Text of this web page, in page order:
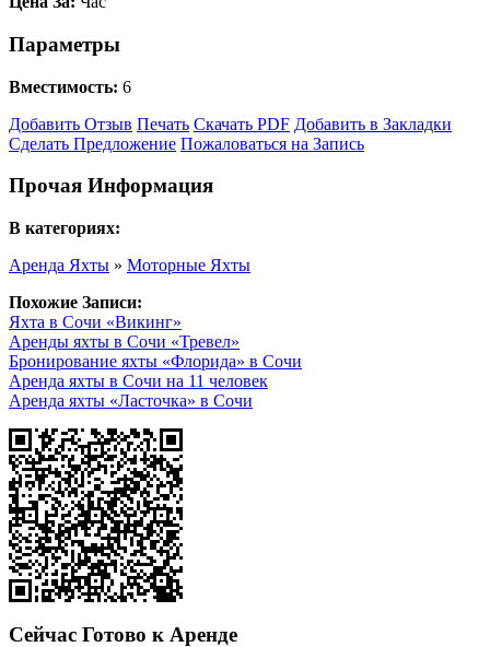
Параметры
Вместимость: 6
Добавить Отзыв Печать Скачать PDF Добавить в Закладки
Сделать Предложение Пожаловаться на Запись
Прочая Информация
В категориях:
Аренда Яхты » Моторные Яхты
Похожие Записи:
Яхта в Сочи «Викинг»
Аренды яхты в Сочи «Тревел»
Бронирование яхты «Флорида» в Сочи
Аренда яхты в Сочи на 11 человек
Аренда яхты «Ласточка» в Сочи
Сейчас Готово к Аренде